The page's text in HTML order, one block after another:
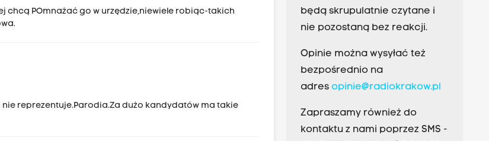
chcą POmnażać go w urzędzie,niewiele robiąc-takich
reprezentuje.Parodia.Za dużo kandydatów ma takie
będą skrupulatnie czytane i
nie pozostaną bez reakcji.
Opinie można wysyłać też
bezpośrednio na
adres opinie@radiokrakow.pl
Zapraszamy również do
kontaktu z nami poprzez SMS -